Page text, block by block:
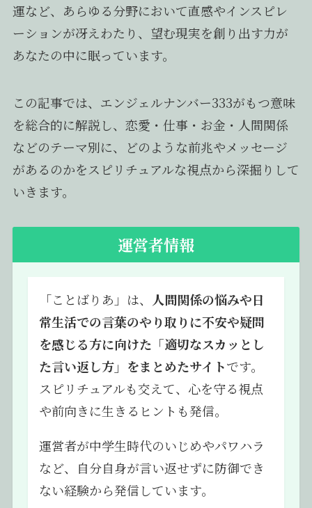
運など、あらゆる分野において直感やインスピレ
ーションが冴えわたり、望む現実を創り出す力が
あなたの中に眠っています。
この記事では、エンジェルナンバー333がもつ意味
を総合的に解説し、恋愛・仕事・お金・人間関係
などのテーマ別に、どのような前兆やメッセージ
があるのかをスピリチュアルな視点から深掘りして
いきます。
運営者情報
「ことばりあ」は、 人間関係の悩みや日
常生活での言葉のやり取りに不安や疑問
を感じる方に向けた「適切なスカッとし
た言い返し方」をまとめたサイトです。
スピリチュアルも交えて、心を守る視点
や前向きに生きるヒントも発信。
運営者が中学生時代のいじめやパワハラ
など、自分自身が言い返せずに防御でき
ない経験から発信しています。